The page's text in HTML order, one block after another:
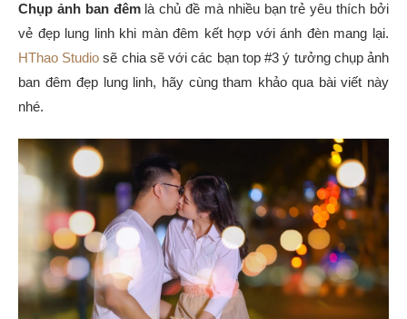
Chụp ảnh ban đêmlà chủ đề mà nhiều bạn trẻ yêu thích bởi
vẻ đẹp lung linh khi màn đêm kết hợp với ánh đèn mang lại.
HThao Studio sẽ chia sẽ với các bạn top #3 ý tưởng chụp ảnh
ban đêm đẹp lung linh, hãy cùng tham khảo qua bài viết này
nhé.